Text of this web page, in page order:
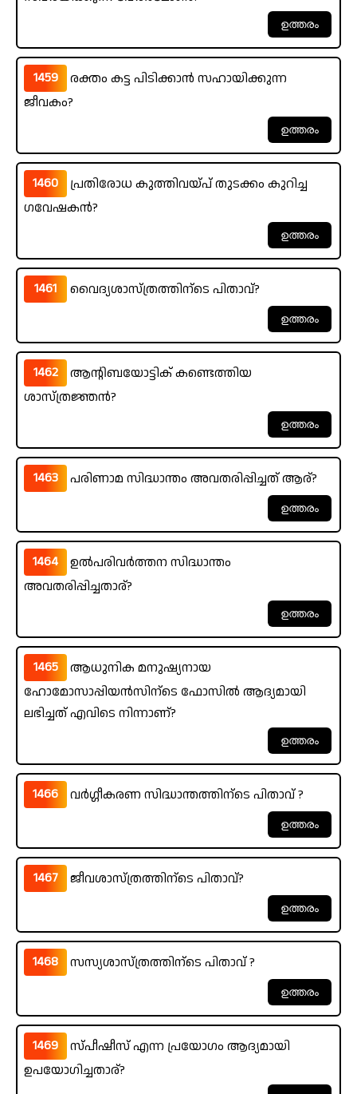
1459
രക്തം കട്ട പിടിക്കാൻ സഹായിക്കുന്ന
ജീവകം?
1460
പ്രതിരോധ കുത്തിവയ്പ് തുടക്കം കുറിച്ച
ഗവേഷകൻ?
1461 വൈദ്യശാസ്ത്രത്തിന്ടെ പിതാവ്?
1462
ആന്റിബയോട്ടിക് കണ്ടെത്തിയ
ശാസ്ത്രജ്ഞൻ?
1463 പരിണാമ സിദ്ധാന്തം അവതരിപ്പിച്ചത് ആര്?
1464
ഉൽപരിവർത്തന സിദ്ധാന്തം
അവതരിപ്പിച്ചതാര്?
1465
ആധുനിക മനുഷ്യനായ
ഹോമോസാപ്പിയൻസിന്ടെ ഫോസിൽ ആദ്യമായി
ലഭിച്ചത് എവിടെ നിന്നാണ്?
1466 വർഗ്ഗീകരണ സിദ്ധാന്തത്തിന്ടെ പിതാവ് ?
1467 ജീവശാസ്ത്രത്തിന്ടെ പിതാവ്?
1468 സസ്യശാസ്ത്രത്തിന്ടെ പിതാവ് ?
1469
സ്പീഷീസ് എന്ന പ്രയോഗം ആദ്യമായി
ഉപയോഗിച്ചതാര്?